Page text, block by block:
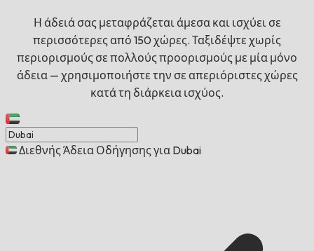
Η άδειά σας μεταφράζεται άμεσα και ισχύει σε
περισσότερες από 150 χώρες. Ταξιδέψτε χωρίς
περιορισμούς σε πολλούς προορισμούς με μία μόνο
άδεια — χρησιμοποιήστε την σε απεριόριστες χώρες
κατά τη διάρκεια ισχύος.
Διεθνής Άδεια Οδήγησης για Dubai